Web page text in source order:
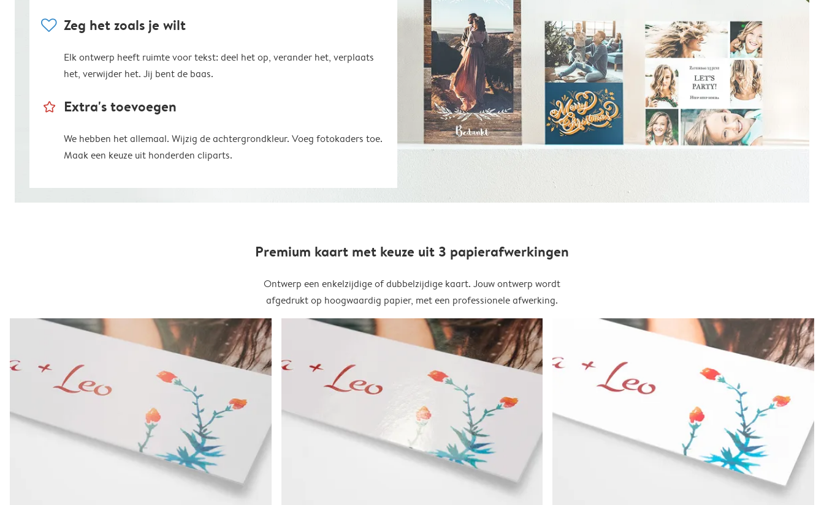
heart Zeg het zoals je wilt
Elk ontwerp heeft ruimte voor tekst: deel het op, verander het, verplaats
het, verwijder het. Jij bent de baas.
star_outline Extra's toevoegen
We hebben het allemaal. Wijzig de achtergrondkleur. Voeg fotokaders toe.
Maak een keuze uit honderden cliparts.
Premium kaart met keuze uit 3 papierafwerkingen
Ontwerp een enkelzijdige of dubbelzijdige kaart. Jouw ontwerp wordt
afgedrukt op hoogwaardig papier, met een professionele afwerking.